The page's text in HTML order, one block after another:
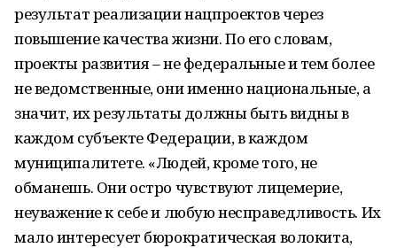
результат реализации нацпроектов через
повышение качества жизни. По его словам,
проекты развития – не федеральные и тем более
не ведомственные, они именно национальные, а
значит, их результаты должны быть видны в
каждом субъекте Федерации, в каждом
муниципалитете. «Людей, кроме того, не
обманешь. Они остро чувствуют лицемерие,
неуважение к себе и любую несправедливость. Их
мало интересует бюрократическая волокита,